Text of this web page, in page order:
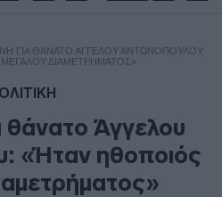
ΓΙΑ ΘΆΝΑΤΟ ΆΓΓΕΛΟΥ ΑΝΤΩΝΌΠΟΥΛΟΥ:
ΔΙΑΜΕΤΡΉΜΑΤΟΣ»
Άγγελου
«Ήταν ηθοποιός